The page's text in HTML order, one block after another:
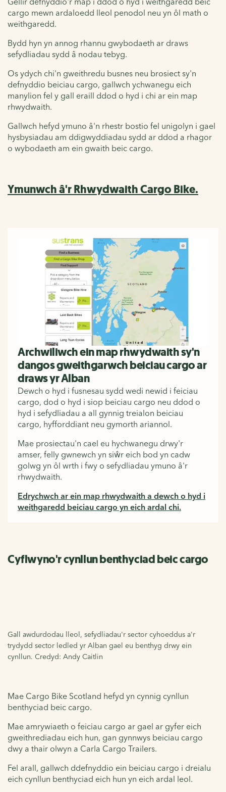
cargo mewn ardaloedd lleol penodol neu yn ôl math o
weithgaredd.
Bydd hyn yn annog rhannu gwybodaeth ar draws
sefydliadau sydd â nodau tebyg.
Os ydych chi'n gweithredu busnes neu brosiect sy'n
defnyddio beiciau cargo, gallwch ychwanegu eich
manylion fel y gall eraill ddod o hyd i chi ar ein map
rhwydwaith.
Gallwch hefyd ymuno â'n rhestr bostio fel unigolyn i gael
hysbysiadau am ddigwyddiadau sydd ar ddod a rhagor
o wybodaeth am ein gwaith beic cargo.
Ymunwch â'r Rhwydwaith Cargo Bike.
Archwiliwch ein map rhwydwaith sy'n
dangos gweithgarwch beiciau cargo ar
draws yr Alban
Dewch o hyd i fusnesau sydd wedi newid i feiciau
cargo, dod o hyd i siop beiciau cargo neu ddod o
hyd i sefydliadau a all gynnig treialon beiciau
cargo, hyfforddiant neu gymorth ariannol.
Mae prosiectau'n cael eu hychwanegu drwy'r
amser, felly gwnewch yn siŵr eich bod yn cadw
golwg yn ôl wrth i fwy o sefydliadau ymuno â'r
rhwydwaith.
Edrychwch ar ein map rhwydwaith a dewch o hyd i
weithgaredd beiciau cargo yn eich ardal chi.
Cyflwyno'r cynllun benthyciad beic cargo
Gall awdurdodau lleol, sefydliadau'r sector cyhoeddus a'r
trydydd sector ledled yr Alban gael eu benthyg drwy ein
cynllun. Credyd: Andy Caitlin
Mae Cargo Bike Scotland hefyd yn cynnig cynllun
benthyciad beic cargo.
Mae amrywiaeth o feiciau cargo ar gael ar gyfer eich
gweithrediadau eich hun, gan gynnwys beiciau cargo
dwy a thair olwyn a Carla Cargo Trailers.
Fel arall, gallwch ddefnyddio ein beiciau cargo i dreialu
eich cynllun benthyciad eich hun yn eich ardal leol.